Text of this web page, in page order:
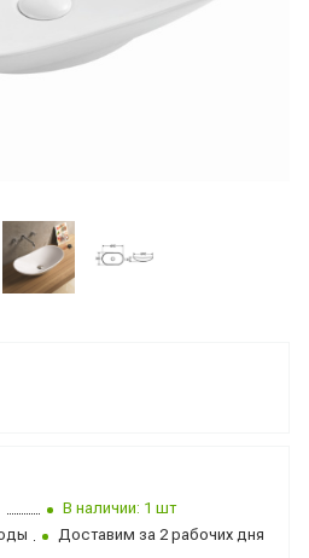
В наличии: 1 шт
Доставим за 2 рабочих дня